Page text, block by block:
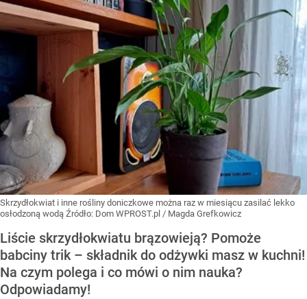
Skrzydłokwiat i inne rośliny doniczkowe można raz w miesiącu zasilać lekko
osłodzoną wodą Źródło: Dom WPROST.pl / Magda Grefkowicz
Liście skrzydłokwiatu brązowieją? Pomoże
babciny trik – składnik do odżywki masz w kuchni!
Na czym polega i co mówi o nim nauka?
Odpowiadamy!